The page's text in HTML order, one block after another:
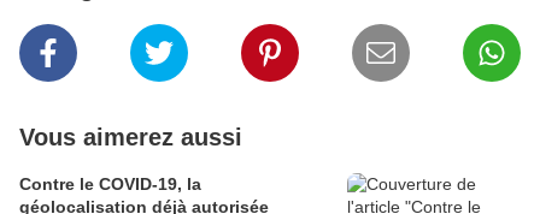
Vous aimerez aussi
Contre le COVID-19, la
géolocalisation déjà autorisée